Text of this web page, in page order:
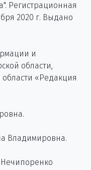
Регистрационная
2020 г. Выдано
и
области,
«Редакция
Владимировна.